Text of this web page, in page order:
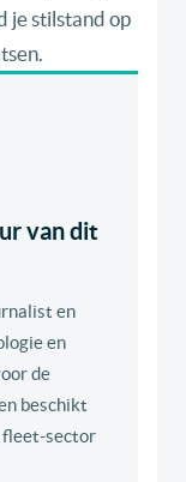
je stilstand op
van dit
en
en
de
beschikt
fleet-sector